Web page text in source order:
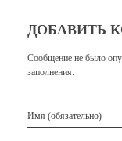
ДОБАВИТЬ
Сообщение не было
заполнения.
Имя (обязательно)